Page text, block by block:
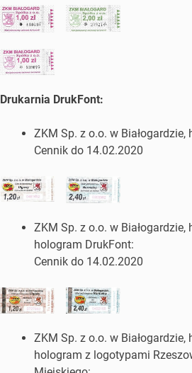
Drukarnia DrukFont:
ZKM Sp. z o.o. w
Cennik do 14.02.2020
ZKM Sp. z o.o. w
hologram DrukFont:
Cennik do 14.02.2020
ZKM Sp. z o.o. w
hologram z logotypami